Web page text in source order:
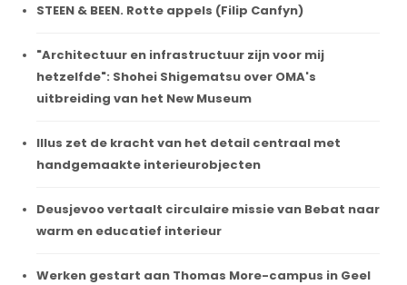
STEEN & BEEN. Rotte appels (Filip Canfyn)
"Architectuur en infrastructuur zijn voor mij
hetzelfde": Shohei Shigematsu over OMA's
uitbreiding van het New Museum
Illus zet de kracht van het detail centraal met
handgemaakte interieurobjecten
Deusjevoo vertaalt circulaire missie van Bebat naar
warm en educatief interieur
Werken gestart aan Thomas More-campus in Geel